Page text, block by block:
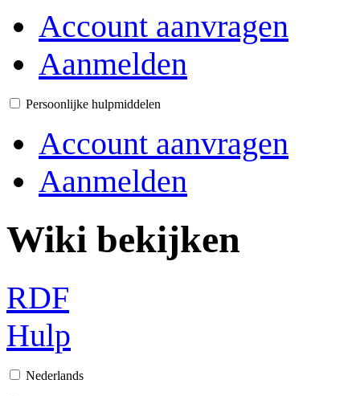
Account aanvragen
Aanmelden
Persoonlijke hulpmiddelen
Account aanvragen
Aanmelden
Wiki bekijken
RDF
Hulp
Nederlands